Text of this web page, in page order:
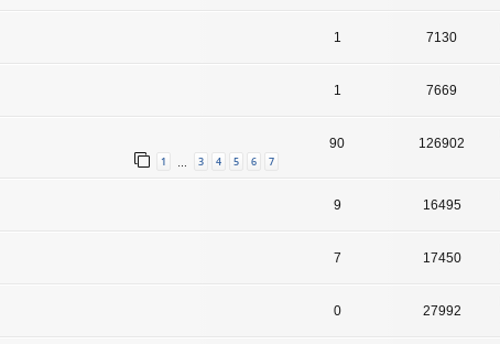
1 7130
1 7669
1 3 4 5 6 7
90 126902
9 16495
7 17450
0 27992